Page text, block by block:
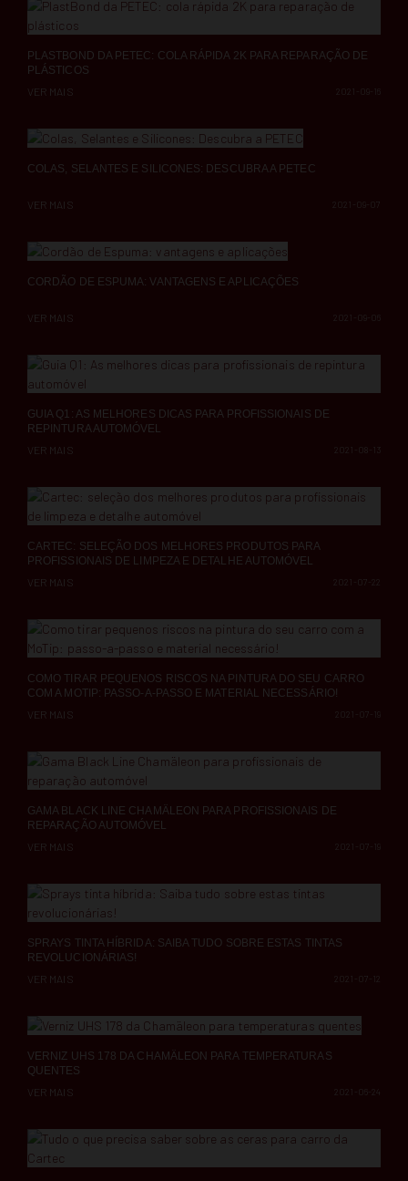
PLASTBOND DA PETEC: COLA RÁPIDA 2K PARA REPARAÇÃO DE
PLÁSTICOS
VER MAIS
COLAS, SELANTES E SILICONES: DESCUBRA A PETEC
2021-09-07
VER MAIS
CORDÃO DE ESPUMA: VANTAGENS E APLICAÇÕES
VER MAIS
GUIA Q1: AS MELHORES DICAS PARA PROFISSIONAIS DE
REPINTURA AUTOMÓVEL
2021-08-13
VER MAIS
CARTEC: SELEÇÃO DOS MELHORES PRODUTOS PARA
PROFISSIONAIS DE LIMPEZA E DETALHE AUTOMÓVEL
2021-07-22
VER MAIS
COMO TIRAR PEQUENOS RISCOS NA PINTURA DO SEU CARRO
COM A MOTIP: PASSO-A-PASSO E MATERIAL NECESSÁRIO!
2021-07-19
VER MAIS
GAMA BLACK LINE CHAMÄLEON PARA PROFISSIONAIS DE
REPARAÇÃO AUTOMÓVEL
2021-07-19
VER MAIS
SPRAYS TINTA HÍBRIDA: SAIBA TUDO SOBRE ESTAS TINTAS
REVOLUCIONÁRIAS!
2021-07-12
VER MAIS
VERNIZ UHS 178 DA CHAMÄLEON PARA TEMPERATURAS
QUENTES
2021-06-24
VER MAIS